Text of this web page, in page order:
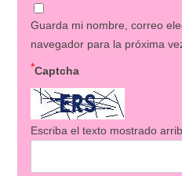
Guarda mi nombre, correo
navegador para la próxima
Captcha
*
Escriba el texto mostrado